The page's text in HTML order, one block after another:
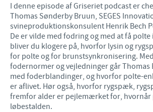
Kvæg, fagspecialister
Kæledyr, fagspecialister
Administration og marketing
Ansøg om sponsorat
Indberetning af bivirkninger
I denne episode af Griseriet podcast er
Thomas Sønderby Bruun, SEGES
svineproduktionskonsulent Henrik Bech
De er vilde med fodring og med at få
bliver du klogere på, hvorfor lysin og
for polte og for brunstsynkronisering.
fodernormer og vejledninger går Thomas
med foderblandinger, og hvorfor polte-
er aflivet. Hør også, hvorfor rygspæk,
fremfor alder er pejlemærket for, hvornår
løbestalden.